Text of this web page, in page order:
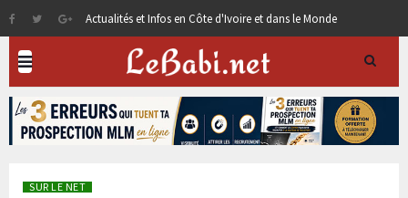
Actualités et Infos en Côte d'Ivoire et dans le Monde
SUR LE NET